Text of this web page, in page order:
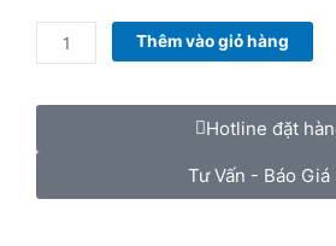
Syrup
Giffard
phỉ
-
Thêm vào giỏ hàng
Hotline đặt
Tư Vấn - Báo Giá